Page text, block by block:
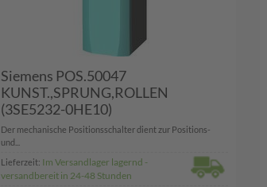
Siemens POS.50047
KUNST.,SPRUNG,ROLLEN
(3SE5232-0HE10)
Der mechanische Positionsschalter dient zur Positions-
und...
Lieferzeit: Im Versandlager lagernd -
versandbereit in 24-48 Stunden